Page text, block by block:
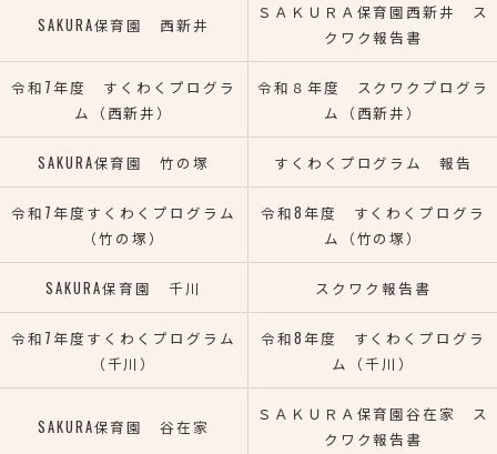
SAKURA保育園 西新井
ＳＡＫＵＲＡ保育園西新井 ス
クワク報告書
令和7年度 すくわくプログラ
ム（西新井）
令和８年度 スクワクプログラ
ム（西新井）
SAKURA保育園 竹の塚 すくわくプログラム 報告
令和7年度すくわくプログラム
（竹の塚）
令和8年度 すくわくプログラ
ム（竹の塚）
SAKURA保育園 千川 スクワク報告書
令和7年度すくわくプログラム
（千川）
令和8年度 すくわくプログラ
ム（千川）
SAKURA保育園 谷在家
ＳＡＫＵＲＡ保育園谷在家 ス
クワク報告書